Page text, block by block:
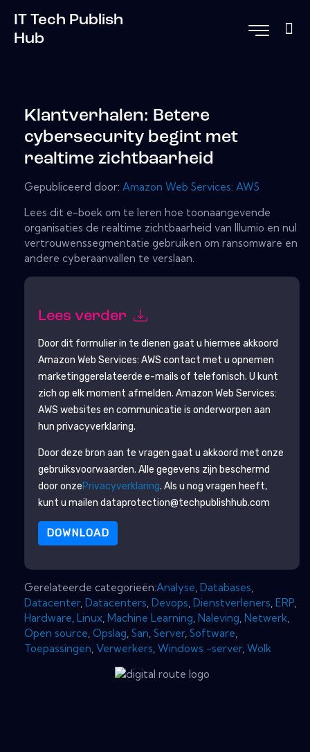
IT Tech Publish
Hub
Klantverhalen: Betere
cybersecurity begint met
realtime zichtbaarheid
Gepubliceerd door: Amazon Web Services: AWS
Lees dit e-boek om te leren hoe toonaangevende
organisaties de realtime zichtbaarheid van Illumio en nul
vertrouwenssegmentatie gebruiken om ransomware en
andere cyberaanvallen te verslaan.
Lees verder
Door dit formulier in te dienen gaat u hiermee akkoord
Amazon Web Services: AWS contact met u opnemen
marketinggerelateerde e-mails of telefonisch. U kunt
zich op elk moment afmelden. Amazon Web Services:
AWS websites en communicatie is onderworpen aan
hun privacyverklaring.
Door deze bron aan te vragen gaat u akkoord met onze
gebruiksvoorwaarden. Alle gegevens zijn beschermd
door onzePrivacyverklaring. Als u nog vragen heeft,
kunt u mailen dataprotection@techpublishhub.com
DOWNLOAD
Gerelateerde categorieën:Analyse Databases
Datacenter, Datacenters Devops Dienstverleners ERP
Hardware Linux Machine Learning Naleving Netwerk
Open source Opslag San Server, Software
Toepassingen Verwerkers Windows -server, Wolk